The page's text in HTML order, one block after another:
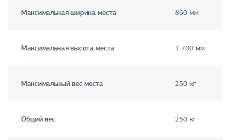
Максимальная ширина места 860 мм
Максимальная высота места 1 700 мм
Максимальный вес места 250 кг
Общий вес 250 кг